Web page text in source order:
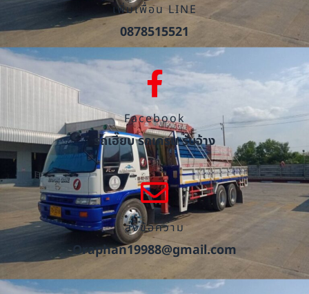
เพิ่มเพื่อน LINE
0878515521
Facebook
รถเฮี๊ยบ รถเครน รับจ้าง
ส่งข้อความ
Oraphan19988@gmail.com